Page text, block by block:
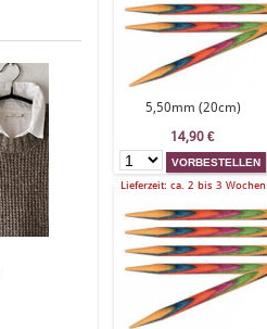
5,50mm (20cm)
14,90 €
Lieferzeit: ca. 2 bis 3 Wochen